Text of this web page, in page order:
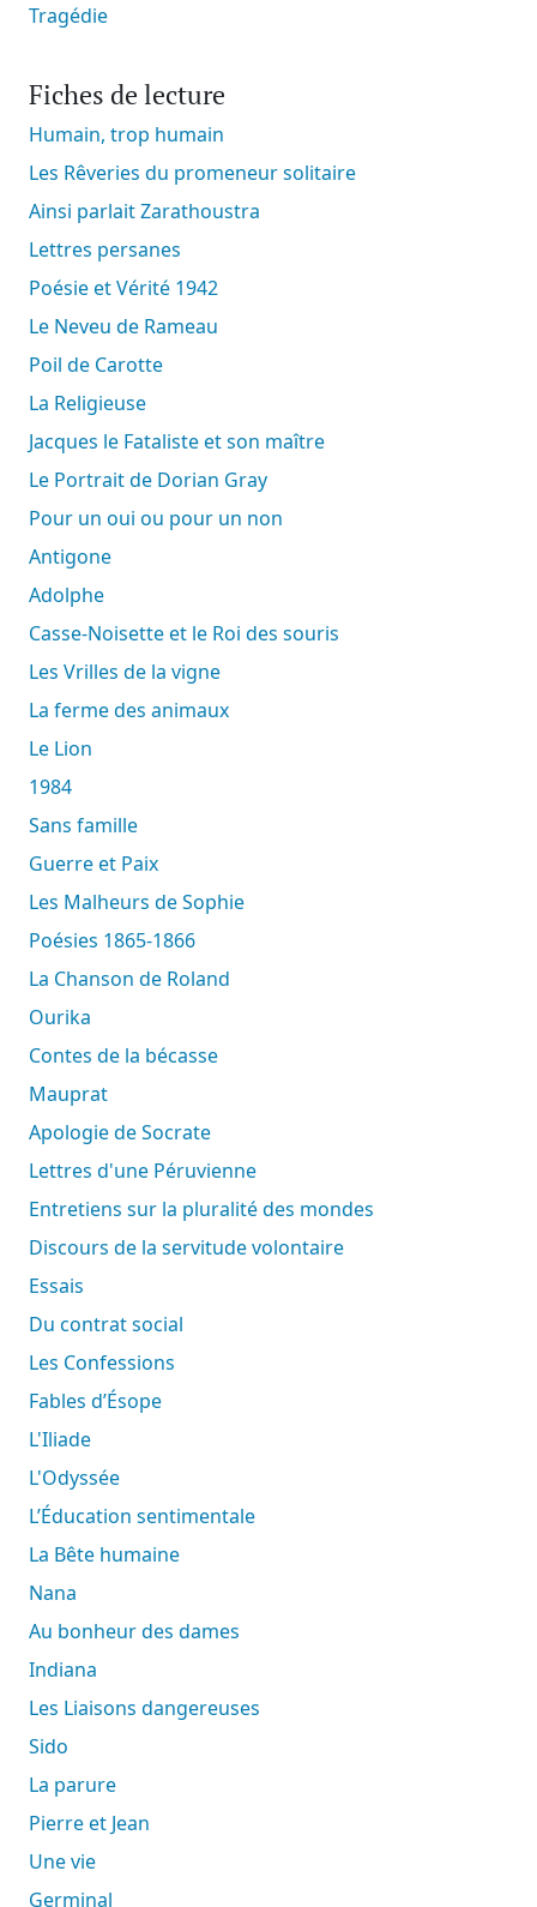
Tragédie
Fiches de lecture
Humain, trop humain
Les Rêveries du promeneur solitaire
Ainsi parlait Zarathoustra
Lettres persanes
Poésie et Vérité 1942
Le Neveu de Rameau
Poil de Carotte
La Religieuse
Jacques le Fataliste et son maître
Le Portrait de Dorian Gray
Pour un oui ou pour un non
Antigone
Adolphe
Casse-Noisette et le Roi des souris
Les Vrilles de la vigne
La ferme des animaux
Le Lion
1984
Sans famille
Guerre et Paix
Les Malheurs de Sophie
Poésies 1865-1866
La Chanson de Roland
Ourika
Contes de la bécasse
Mauprat
Apologie de Socrate
Lettres d'une Péruvienne
Entretiens sur la pluralité des mondes
Discours de la servitude volontaire
Essais
Du contrat social
Les Confessions
Fables d’Ésope
L'Iliade
L'Odyssée
L’Éducation sentimentale
La Bête humaine
Nana
Au bonheur des dames
Indiana
Les Liaisons dangereuses
Sido
La parure
Pierre et Jean
Une vie
Germinal